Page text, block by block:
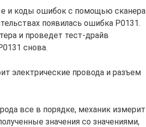
и коды ошибок с помощью сканера
появилась ошибка P0131.
и проведет тест-драйв
снова.
электрические провода и разъем
все в порядке, механик измерит
значения со значениями,